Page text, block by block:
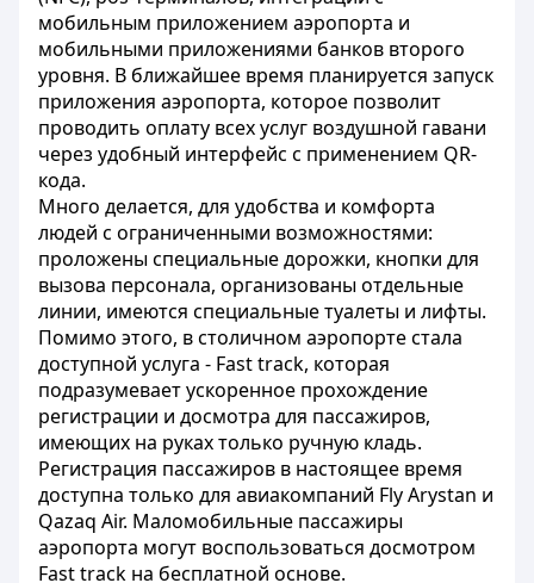
мобильным приложением аэропорта и
мобильными приложениями банков второго
уровня. В ближайшее время планируется запуск
приложения аэропорта, которое позволит
проводить оплату всех услуг воздушной гавани
через удобный интерфейс с применением QR-
кода.
Много делается, для удобства и комфорта
людей с ограниченными возможностями:
проложены специальные дорожки, кнопки для
вызова персонала, организованы отдельные
линии, имеются специальные туалеты и лифты.
Помимо этого, в столичном аэропорте стала
доступной услуга - Fast track, которая
подразумевает ускоренное прохождение
регистрации и досмотра для пассажиров,
имеющих на руках только ручную кладь.
Регистрация пассажиров в настоящее время
доступна только для авиакомпаний Fly Arystan и
Qazaq Air. Маломобильные пассажиры
аэропорта могут воспользоваться досмотром
Fast track на бесплатной основе.